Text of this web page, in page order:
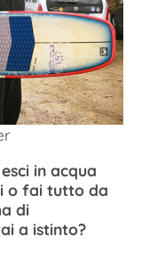
in acqua
o fai tutto da
di
a istinto?